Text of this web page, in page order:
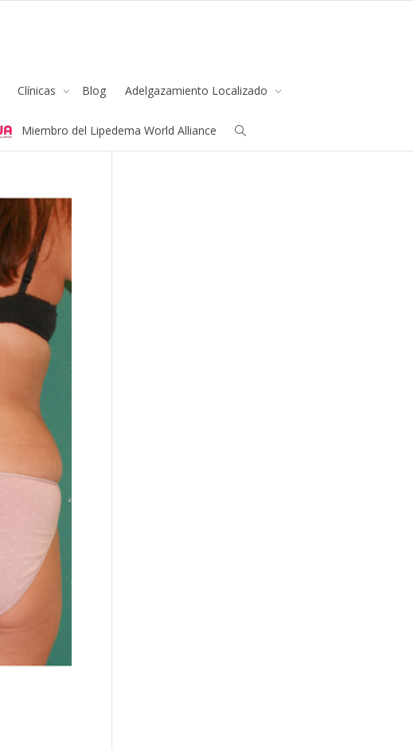
Clínicas Blog Adelgazamiento Localizado
Miembro del Lipedema World Alliance